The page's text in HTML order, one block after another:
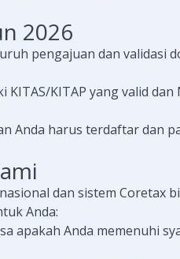
2026
pengajuan dan validasi
KITAS/KITAP yang valid
Anda harus terdaftar dan
dan sistem Coretax
Anda:
apakah Anda memenuhi